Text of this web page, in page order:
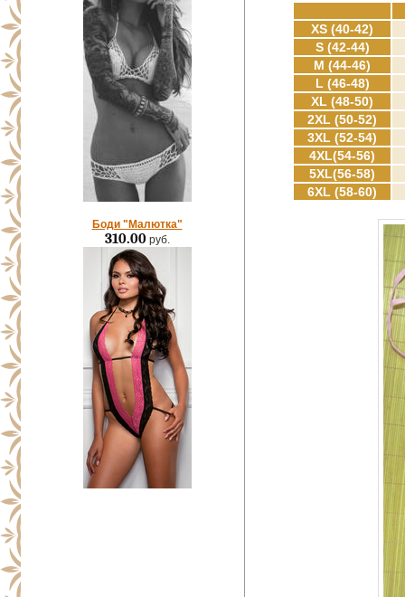
Боди "Малютка"
310.00руб.
XS (40-42)
S (42-44)
M (44-46)
L (46-48)
XL (48-50)
2XL (50-52)
3XL (52-54)
4XL(54-56)
5XL(56-58)
6XL (58-60)